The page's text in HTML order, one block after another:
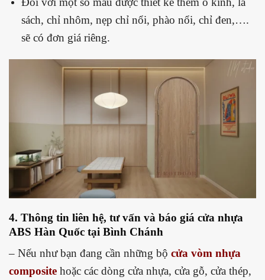
sách, chỉ nhôm, nẹp chỉ nổi, phào nổi, chỉ đen,….
sẽ có đơn giá riêng.
4. Thông tin liên hệ, tư vấn và báo giá cửa nhựa
ABS Hàn Quốc tại Bình Chánh
– Nếu như bạn đang cần những bộ cửa vòm nhựa
composite hoặc các dòng cửa nhựa, cửa gỗ, cửa thép,